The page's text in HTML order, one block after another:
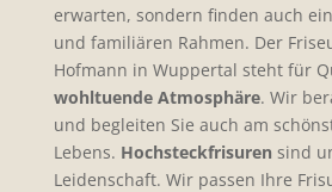
erwarten, sondern finden auch
und familiären Rahmen. Der
Hofmann in Wuppertal steht für
wohltuende Atmosphäre. Wir
und begleiten Sie auch am
Lebens. Hochsteckfrisuren sind
Leidenschaft. Wir passen Ihre